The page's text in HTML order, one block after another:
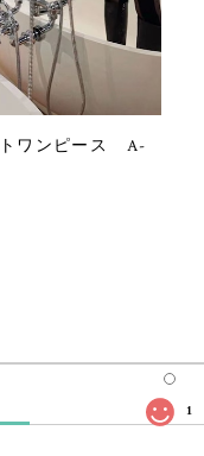
トワンピース A-
1